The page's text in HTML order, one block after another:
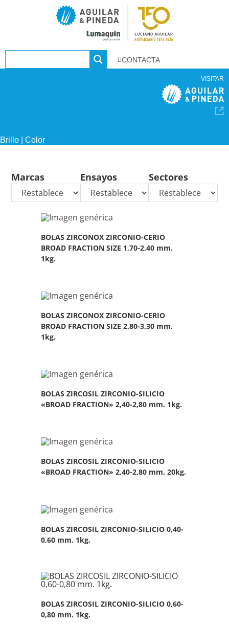
CONTACTA
VISITAR
Brillo | Color
Marcas Ensayos Sectores
BOLAS ZIRCONOX ZIRCONIO-CERIO
BROAD FRACTION SIZE 1,70-2,40 mm.
1kg.
BOLAS ZIRCONOX ZIRCONIO-CERIO
BROAD FRACTION SIZE 2,80-3,30 mm.
1kg.
BOLAS ZIRCOSIL ZIRCONIO-SILICIO
«BROAD FRACTION» 2,40-2,80 mm. 1kg.
BOLAS ZIRCOSIL ZIRCONIO-SILICIO
«BROAD FRACTION» 2,40-2,80 mm. 20kg.
BOLAS ZIRCOSIL ZIRCONIO-SILICIO 0,40-
0,60 mm. 1kg.
BOLAS ZIRCOSIL ZIRCONIO-SILICIO 0,60-
0,80 mm. 1kg.